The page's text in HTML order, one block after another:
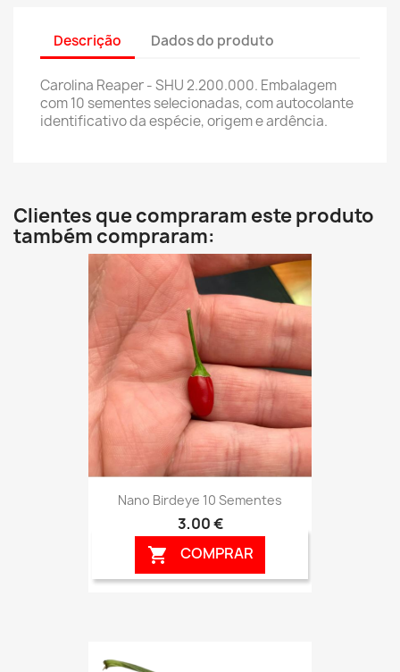
Descrição Dados do produto
Carolina Reaper - SHU 2.200.000. Embalagem
com 10 sementes selecionadas, com autocolante
identificativo da espécie, origem e ardência.
Clientes que compraram este produto
também compraram:
Nano Birdeye 10 Sementes
3,00 €
 COMPRAR